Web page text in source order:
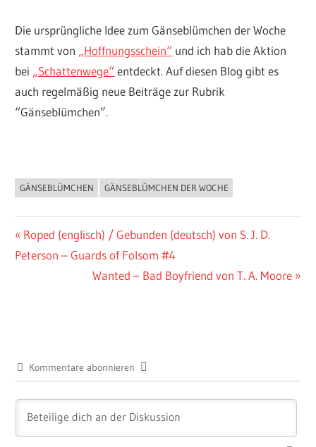
Die ursprüngliche Idee zum Gänseblümchen der Woche
stammt von „Hoffnungsschein“ und ich hab die Aktion
bei „Schattenwege“ entdeckt. Auf diesen Blog gibt es
auch regelmäßig neue Beiträge zur Rubrik
“Gänseblümchen”.
BUCHIGES
GÄNSEBLÜMCHEN GÄNSEBLÜMCHEN DER WOCHE
Beitragsnavigation
Vorheriger
Beitrag:
Roped (englisch) / Gebunden (deutsch) von S. J. D.
Peterson – Guards of Folsom #4
Nächster
Wanted – Bad Boyfriend von T. A. Moore
Kommentare abonnieren